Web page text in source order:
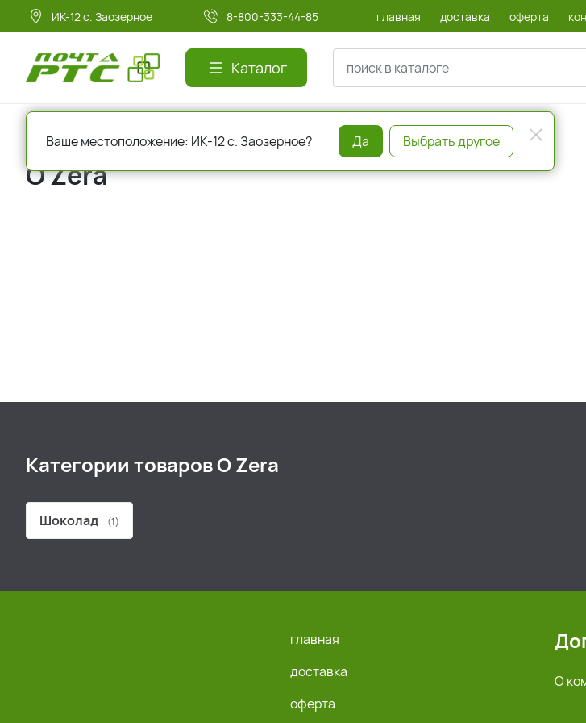
ИК-12 с. Заозерное 8-800-333-44-85 главная доставка оферта
Каталог
O Zera
Категории товаров O Zera
Шоколад (1)
главная
доставка
оферта
О
Ваше местоположение: ИК-12 с. Заозерное? Да Выбрать другое